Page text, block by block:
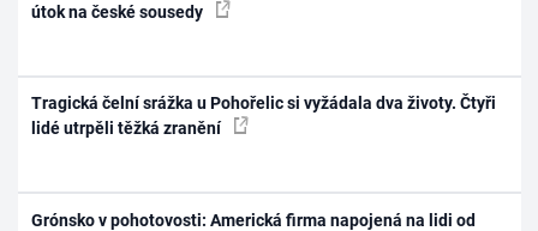
útok na české sousedy
Tragická čelní srážka u Pohořelic si vyžádala dva životy. Čtyři
lidé utrpěli těžká zranění
Grónsko v pohotovosti: Americká firma napojená na lidi od